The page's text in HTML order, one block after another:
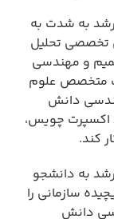
به شدت به
تخصصی تحلیل
و مهندسی
متخصص علوم
دانش
اکسپرت چویس،
کند.
به دانشجو
سازمانی را
دانش